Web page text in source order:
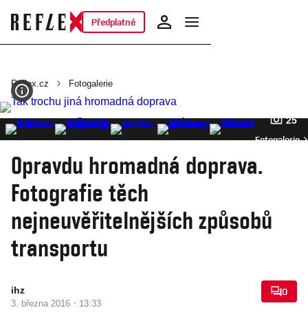
Předplatné
Reflex.cz Fotogalerie
25
Fotogalerie
Opravdu hromadná doprava.
Fotografie těch
nejneuvěřitelnějších způsobů
transportu
ihz
3. března 2016 · 13:33
0